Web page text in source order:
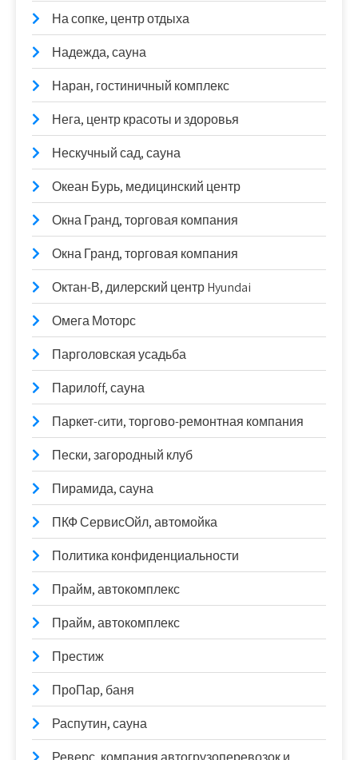
На сопке, центр отдыха
Надежда, сауна
Наран, гостиничный комплекс
Нега, центр красоты и здоровья
Нескучный сад, сауна
Океан Бурь, медицинский центр
Окна Гранд, торговая компания
Окна Гранд, торговая компания
Октан-В, дилерский центр Hyundai
Омега Моторс
Парголовская усадьба
Парилоff, сауна
Паркет-cити, торгово-ремонтная компания
Пески, загородный клуб
Пирамида, сауна
ПКФ СервисОйл, автомойка
Политика конфиденциальности
Прайм, автокомплекс
Прайм, автокомплекс
Престиж
ПроПар, баня
Распутин, сауна